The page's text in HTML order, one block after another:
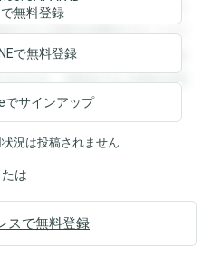
できます。登録すると回答を
すると回答を閲覧することが
覧することができます。登録
きます。登録すると回答を閲
で無料登録
で無料登録
でサインアップ
況は投稿されません
たは
スで無料登録